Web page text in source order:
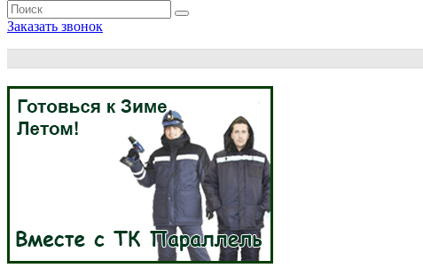
Заказать звонок